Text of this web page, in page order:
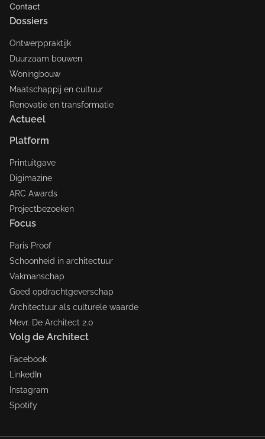
Contact
Dossiers
Ontwerppraktijk
Duurzaam bouwen
Woningbouw
Maatschappij en cultuur
Renovatie en transformatie
Actueel
Platform
Printuitgave
Digimazine
ARC Awards
Projectbezoeken
Focus
Paris Proof
Schoonheid in architectuur
Vakmanschap
Goed opdrachtgeverschap
Architectuur als culturele waarde
Mevr. De Architect 2.0
Volg de Architect
Facebook
LinkedIn
Instagram
Spotify